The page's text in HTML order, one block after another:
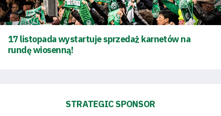
17 listopada wystartuje sprzedaż karnetów na
rundę wiosenną!
STRATEGIC SPONSOR